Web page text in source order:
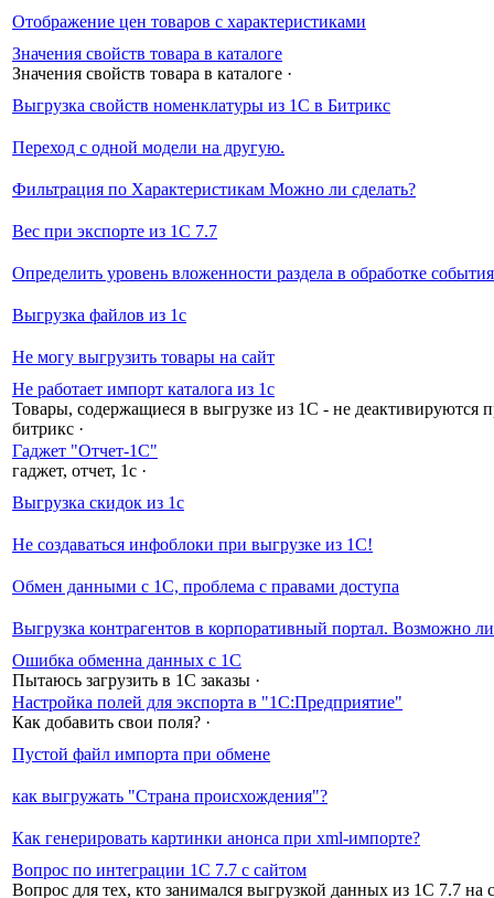
Отображение цен товаров с характеристиками
Значения свойств товара в каталоге
Значения свойств товара в каталоге ·
Выгрузка свойств номенклатуры из 1С в Битрикс
Переход с одной модели на другую.
Фильтрация по Характеристикам Можно ли сделать?
Вес при экспорте из 1С 7.7
Определить уровень вложенности раздела в обработке
Выгрузка файлов из 1c
Не могу выгрузить товары на сайт
Не работает импорт каталога из 1с
Товары, содержащиеся в выгрузке из 1С - не деактивируются
битрикс ·
Гаджет "Отчет-1С"
гаджет, отчет, 1с ·
Выгрузка скидок из 1с
Не создаваться инфоблоки при выгрузке из 1С!
Обмен данными с 1С, проблема с правами доступа
Выгрузка контрагентов в корпоративный портал. Возможно
Ошибка обменна данных с 1С
Пытаюсь загрузить в 1С заказы ·
Настройка полей для экспорта в "1С:Предприятие"
Как добавить свои поля? ·
Пустой файл импорта при обмене
как выгружать "Страна происхождения"?
Как генерировать картинки анонса при xml-импорте?
Вопрос по интеграции 1С 7.7 с сайтом
Вопрос для тех, кто занимался выгрузкой данных из 1С 7.7 на